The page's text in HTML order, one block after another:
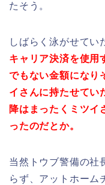
たそう。
しばらく泳がせてい
キャリア決済を使用
でもない金額になり
イさんに持たせてい
降はまったくミツイ
ったのだとか。
当然トウブ警備の社
らず、アットホーム